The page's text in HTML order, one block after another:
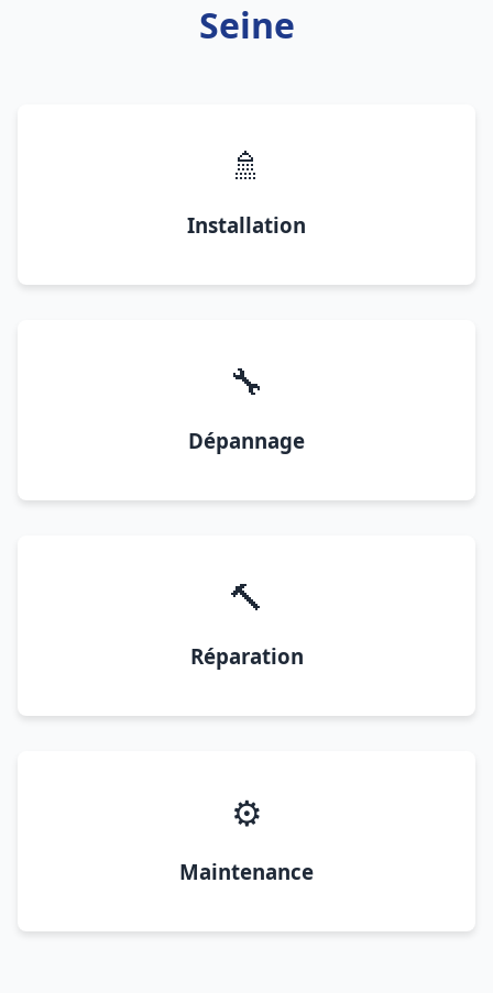
Seine
🚿
Installation
🔧
Dépannage
🔨
Réparation
⚙️
Maintenance